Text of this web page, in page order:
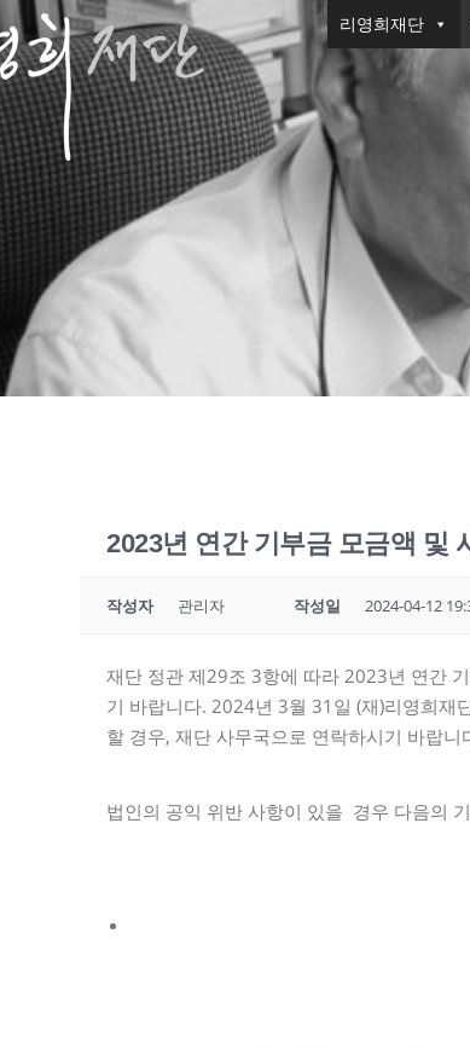
리영희재단
2023년 연간 기부금 모금액 및
작성자 관리자 작성일 2024-04-12
재단 정관 제29조 3항에 따라 2023년 연간
기 바랍니다. 2024년 3월 31일 (재)리영희재
할 경우, 재단 사무국으로 연락하시기 바랍
법인의 공익 위반 사항이 있을 경우 다음의